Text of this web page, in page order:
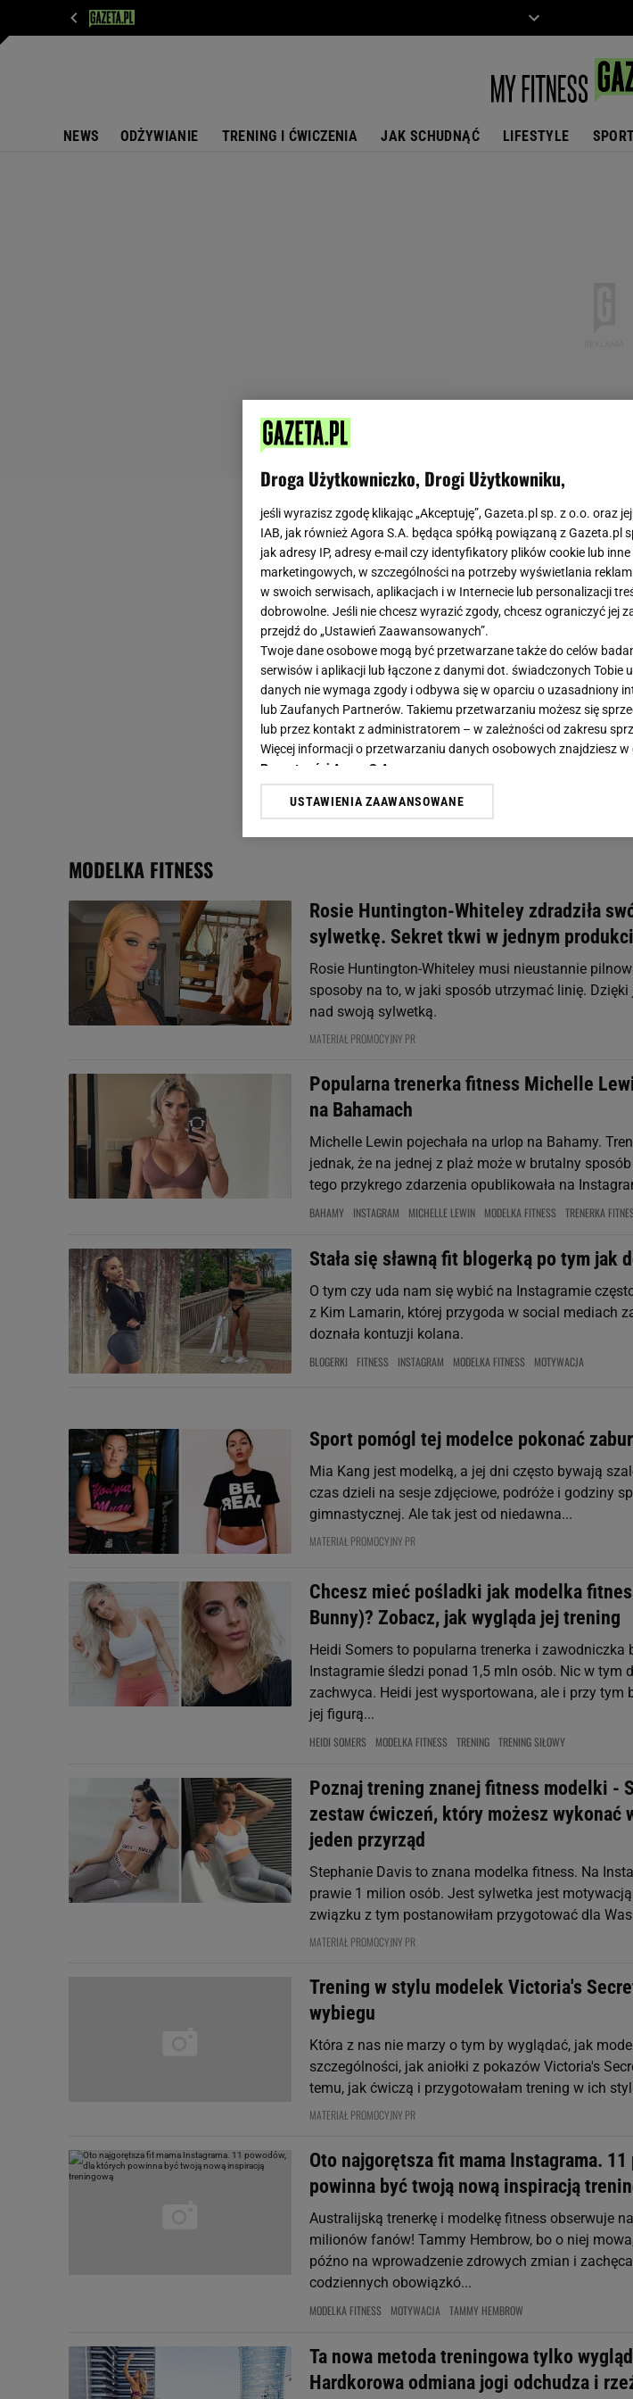
NEWS ODŻYWIANIE TRENING I ĆWICZENIA JAK SCHUDNĄĆ LIFESTYLE
MODELKA FITNESS
Rosie Huntington-Whiteley zdradziła
sylwetkę. Sekret tkwi w jednym
Rosie Huntington-Whiteley musi nieustannie
sposoby na to, w jaki sposób utrzymać linię.
nad swoją sylwetką.
MATERIAŁ PROMOCYJNY PR
Popularna trenerka fitness Michelle
na Bahamach
Michelle Lewin pojechała na urlop na Bahamy.
jednak, że na jednej z plaż może w brutalny
tego przykrego zdarzenia opublikowała na
BAHAMY INSTAGRAM MICHELLE LEWIN MODELKA FITNESS TRENERKA
Stała się sławną fit blogerką po tym jak
O tym czy uda nam się wybić na Instagramie
z Kim Lamarin, której przygoda w social mediach
doznała kontuzji kolana.
BLOGERKI FITNESS INSTAGRAM MODELKA FITNESS MOTYWACJA
Sport pomógl tej modelce pokonać
Mia Kang jest modelką, a jej dni często bywają
czas dzieli na sesje zdjęciowe, podróże i godziny
gimnastycznej. Ale tak jest od niedawna...
MATERIAŁ PROMOCYJNY PR
Chcesz mieć pośladki jak modelka
Bunny)? Zobacz, jak wygląda jej trening
Heidi Somers to popularna trenerka i zawodniczka
Instagramie śledzi ponad 1,5 mln osób. Nic w tym
zachwyca. Heidi jest wysportowana, ale i przy tym
jej figurą...
HEIDI SOMERS MODELKA FITNESS TRENING TRENING SIŁOWY
Poznaj trening znanej fitness modelki -
zestaw ćwiczeń, który możesz wykonać
jeden przyrząd
Stephanie Davis to znana modelka fitness. Na
prawie 1 milion osób. Jest sylwetka jest
związku z tym postanowiłam przygotować dla
MATERIAŁ PROMOCYJNY PR
Trening w stylu modelek Victoria's
wybiegu
Która z nas nie marzy o tym by wyglądać, jak
szczególności, jak aniołki z pokazów Victoria's
temu, jak ćwiczą i przygotowałam trening w ich
MATERIAŁ PROMOCYJNY PR
Oto najgorętsza fit mama Instagrama.
powinna być twoją nową inspiracją
Australijską trenerkę i modelkę fitness obserwuje
milionów fanów! Tammy Hembrow, bo o niej
późno na wprowadzenie zdrowych zmian i
codziennych obowiązkó...
MODELKA FITNESS MOTYWACJA TAMMY HEMBROW
Ta nowa metoda treningowa tylko
Hardkorowa odmiana jogi odchudza i
Droga Użytkowniczko, Drogi Użytkowniku,
jeśli wyrazisz zgodę klikając „Akceptuję”, Gazeta.pl sp. z o.o. oraz
IAB, jak również Agora S.A. będąca spółką powiązaną z
jak adresy IP, adresy e-mail czy identyfikatory plików cookie lub
marketingowych, w szczególności na potrzeby wyświetlania
w swoich serwisach, aplikacjach i w Internecie lub personalizacji
dobrowolne. Jeśli nie chcesz wyrazić zgody, chcesz ograniczyć jej
przejdź do „Ustawień Zaawansowanych”.
Twoje dane osobowe mogą być przetwarzane także do celów
serwisów i aplikacji lub łączone z danymi dot. świadczonych Tobie
danych nie wymaga zgody i odbywa się w oparciu o uzasadniony
lub Zaufanych Partnerów. Takiemu przetwarzaniu możesz się
lub przez kontakt z administratorem – w zależności od zakresu
Więcej informacji o przetwarzaniu danych osobowych znajdziesz w
Prywatności Agora S.A.
Klikając „Akceptuję” wyrażasz też zgodę na zainstalowanie i
dotyczące plików cookie, wywołując narzędzie do zarządzania
odnośnik „Ustawienia prywatności ” w stopce serwisu i
My, nasi Zaufani Partnerzy i Agora S.A. możemy przetwarzać dane
Użycie dokładnych danych geolokalizacyjnych. Aktywne
Przechowywanie informacji na urządzeniu lub dostęp do nich.
badnie odbiorców i ulepszanie usług.
Lista Zaufanych Partnerów
USTAWIENIA ZAAWANSOWANE